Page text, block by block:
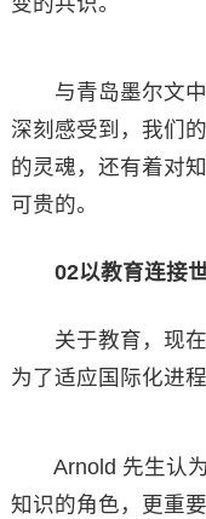
与青岛墨尔文中
深刻感受到，我们
的灵魂，还有着对
可贵的。
02以教育连接世
关于教育，现在
为了适应国际化进
Arnold 先生认为
知识的角色，更重